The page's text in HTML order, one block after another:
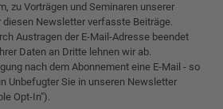
zu Vorträgen und Seminaren unserer
Newsletter verfasste Beiträge.
Austragen der E-Mail-Adresse beendet
Daten an Dritte lehnen wir ab.
nach dem Abonnement eine E-Mail - so
Unbefugter Sie in unseren Newsletter
Opt-In").